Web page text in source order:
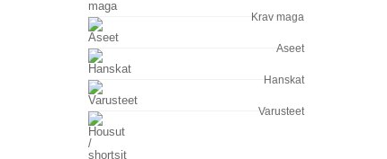
Krav maga
Aseet
Hanskat
Varusteet